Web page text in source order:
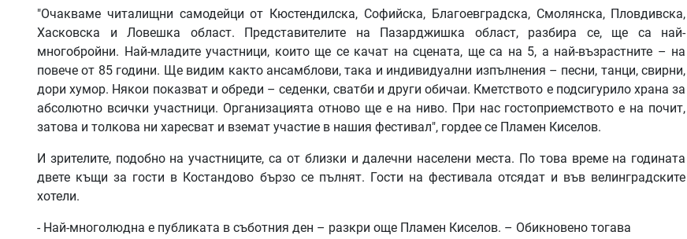
"Очакваме читалищни самодейци от Кюстендилска, Софийска, Благоевградска, Смолянска, Пловдивска,
Хасковска и Ловешка област. Представителите на Пазарджишка област, разбира се, ще са най-
многобройни. Най-младите участници, които ще се качат на сцената, ще са на 5, а най-възрастните – на
повече от 85 години. Ще видим както ансамблови, така и индивидуални изпълнения – песни, танци, свирни,
дори хумор. Някои показват и обреди – седенки, сватби и други обичаи. Кметството е подсигурило храна за
абсолютно всички участници. Организацията отново ще е на ниво. При нас гостоприемството е на почит,
затова и толкова ни харесват и вземат участие в нашия фестивал", гордее се Пламен Киселов.
И зрителите, подобно на участниците, са от близки и далечни населени места. По това време на годината
двете къщи за гости в Костандово бързо се пълнят. Гости на фестивала отсядат и във велинградските
хотели.
- Най-многолюдна е публиката в съботния ден – разкри още Пламен Киселов. – Обикновено тогава